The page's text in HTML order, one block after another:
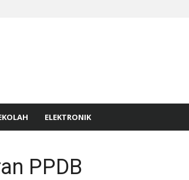
ELEKTRONIK
PPDB